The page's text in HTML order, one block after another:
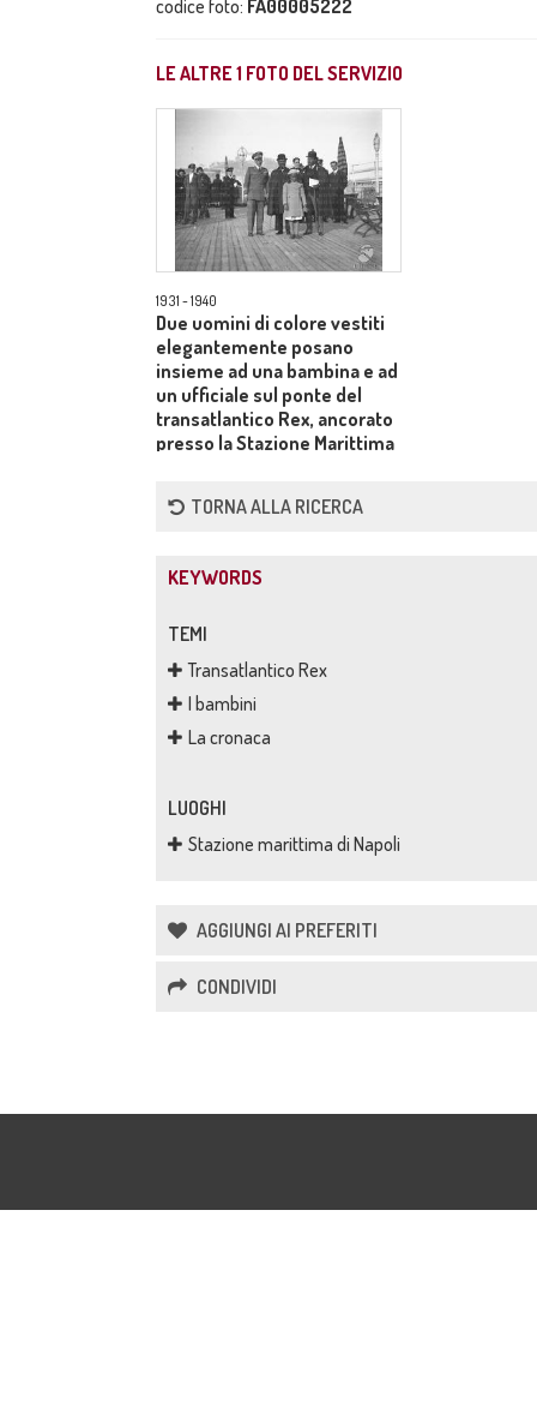
codice foto: FA00005222
LE ALTRE1 FOTO DEL SERVIZIO
1931 - 1940
Due uomini di colore vestiti
elegantemente posano
insieme ad una bambina e ad
un ufficiale sul ponte del
transatlantico Rex, ancorato
presso la Stazione Marittima
TORNA ALLA RICERCA
KEYWORDS
TEMI
Transatlantico Rex
I bambini
La cronaca
LUOGHI
Stazione marittima di Napoli
AGGIUNGI AI PREFERITI
CONDIVIDI